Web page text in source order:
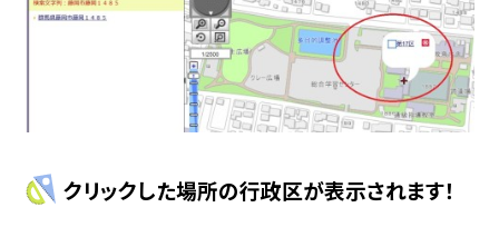
クリックした場所の行政区が表示されます！